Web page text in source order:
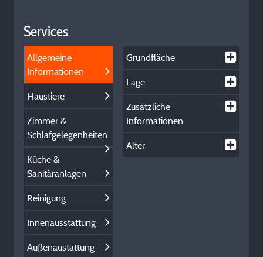
Services
Allgemeine
Informationen
Haustiere
Zimmer &
Schlafgelegenheiten
Küche &
Sanitäranlagen
Reinigung
Innenausstattung
Außenaustattung
Grundfläche
Lage
Zusätzliche
Informationen
Alter